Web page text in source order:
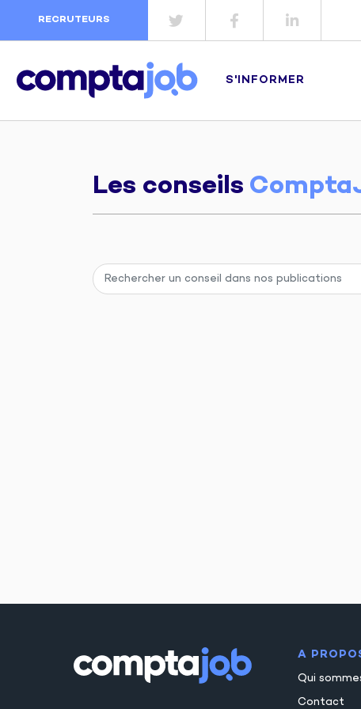
RECRUTEURS
S'INFORMER
Les conseils
A
Qui
Contact